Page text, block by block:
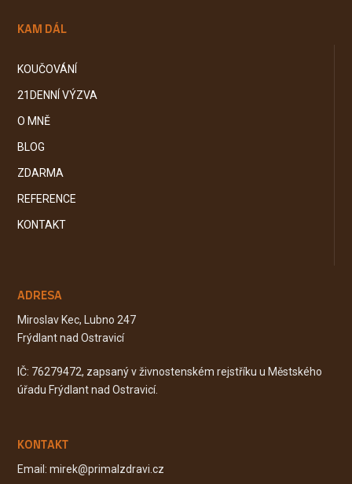
KAM DÁL
KOUČOVÁNÍ
21DENNÍ VÝZVA
O MNĚ
BLOG
ZDARMA
REFERENCE
KONTAKT
ADRESA
Miroslav Kec, Lubno 247
Frýdlant nad Ostravicí
IČ: 76279472, zapsaný v živnostenském rejstříku u Městského
úřadu Frýdlant nad Ostravicí.
KONTAKT
Email: mirek@primalzdravi.cz